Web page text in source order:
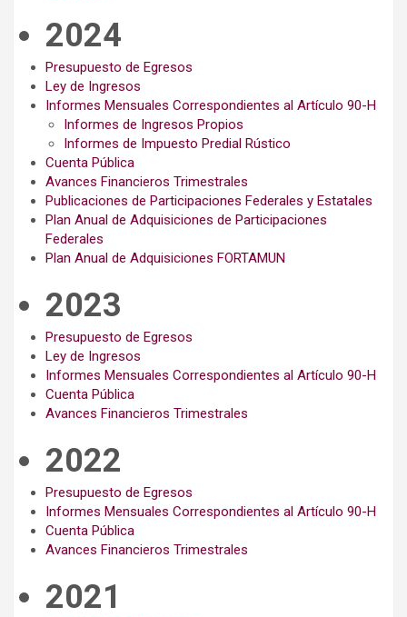
2024
Presupuesto de Egresos
Ley de Ingresos
Informes Mensuales Correspondientes al Artículo 90-H
Informes de Ingresos Propios
Informes de Impuesto Predial Rústico
Cuenta Pública
Avances Financieros Trimestrales
Publicaciones de Participaciones Federales y Estatales
Plan Anual de Adquisiciones de Participaciones
Federales
Plan Anual de Adquisiciones FORTAMUN
2023
Presupuesto de Egresos
Ley de Ingresos
Informes Mensuales Correspondientes al Artículo 90-H
Cuenta Pública
Avances Financieros Trimestrales
2022
Presupuesto de Egresos
Informes Mensuales Correspondientes al Artículo 90-H
Cuenta Pública
Avances Financieros Trimestrales
2021